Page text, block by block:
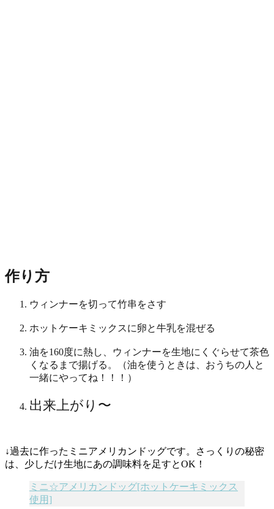
作り方
ウィンナーを切って竹串をさす
ホットケーキミックスに卵と牛乳を混ぜる
油を160度に熱し、ウィンナーを生地にくぐらせて茶色
くなるまで揚げる。（油を使うときは、おうちの人と
一緒にやってね！！！）
出来上がり〜
↓過去に作ったミニアメリカンドッグです。さっくりの秘密
は、少しだけ生地にあの調味料を足すとOK！
ミニ☆アメリカンドッグ[ホットケーキミックス
使用]